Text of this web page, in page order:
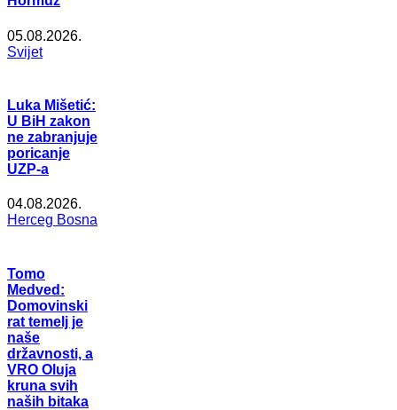
05.08.2026.
Svijet
Luka Mišetić:
U BiH zakon
ne zabranjuje
poricanje
UZP-a
04.08.2026.
Herceg Bosna
Tomo
Medved:
Domovinski
rat temelj je
naše
državnosti, a
VRO Oluja
kruna svih
naših bitaka